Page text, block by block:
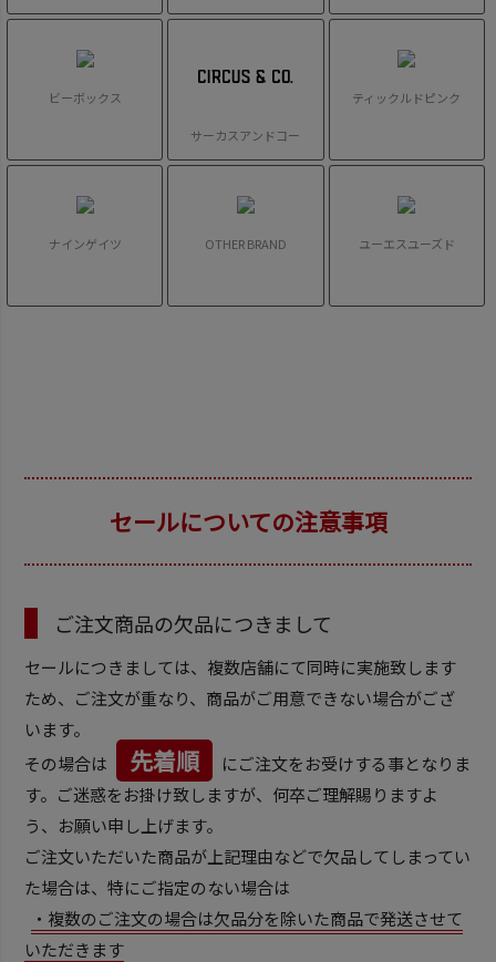
ビーボックス
サーカスアンドコー
ティックルドピンク
ナインゲイツ OTHER BRAND ユーエスユーズド
セールについての注意事項
ご注文商品の欠品につきまして
セールにつきましては、複数店舗にて同時に実施致します
ため、ご注文が重なり、商品がご用意できない場合がござ
います。
その場合は
先着順
にご注文をお受けする事となりま
す。ご迷惑をお掛け致しますが、何卒ご理解賜りますよ
う、お願い申し上げます。
ご注文いただいた商品が上記理由などで欠品してしまってい
た場合は、特にご指定のない場合は
・複数のご注文の場合は欠品分を除いた商品で発送させて
いただきます